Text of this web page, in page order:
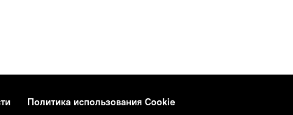
Политика использования Cookie